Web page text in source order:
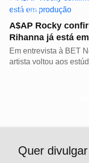
CULTURA
A$AP Rocky
Rihanna já está
Em entrevista à BET
artista voltou aos
Quer